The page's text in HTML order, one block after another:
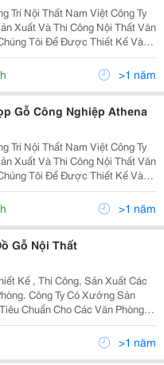
Trí Nội Thất Nam Việt Công Ty
Xuất Và Thi Công Nội Thất Văn
Theo Thiết Kế Và Đơn Đặt
Bàn Làm Việc
>1 năm
Gỗ Công Nghiệp Athena
Trí Nội Thất Nam Việt Công Ty
Xuất Và Thi Công Nội Thất Văn
Theo Thiết Kế Và Đơn Đặt
Bàn Làm Việc
>1 năm
Gỗ Nội Thất
Kế , Thi Công, Sản Xuất Các
Công Ty Có Xưởng Sản
Chuẩn Cho Các Văn Phòng
Ảnh Một Số Công Trình
Thiện Nội Thất Văn Phòng Do
>1 năm